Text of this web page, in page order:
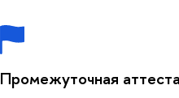
Промежуточная